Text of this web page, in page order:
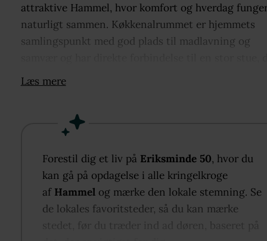
attraktive Hammel, hvor komfort og hverdag
naturligt sammen. Køkkenalrummet er hjemmets
samlingspunkt med god plads til madlavning og
udvides af en tilbygning med loft til kip, store
samt to velholdte badeværelser i tidssvarende stil.
køkkenet. Udenfor venter en hyggelig terrasse og
skøn, veludnyttet have. I bor i et populært, trygt
område tæt på skole, børnehave, indkøb, natur,
stisystemer, Hammel Golfklub og med
adgang til motorvejen mod Aarhus og Randers.
Læs mere
Forestil dig et liv på Eriksminde 50, hvor du
kan gå på opdagelse i alle kringelkroge
af Hammel og mærke den lokale stemning. Se
de lokales favoritsteder, så du kan mærke
stedet, før du træder ind ad døren, baseret på